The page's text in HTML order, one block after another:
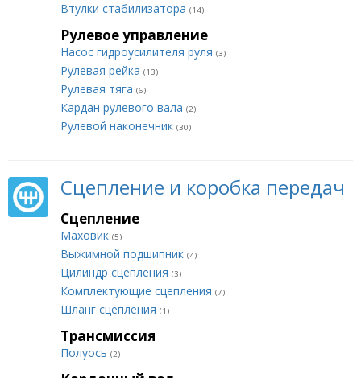
Втулки стабилизатора (14)
Рулевое управление
Насос гидроусилителя руля (3)
Рулевая рейка (13)
Рулевая тяга (6)
Кардан рулевого вала (2)
Рулевой наконечник (30)
Сцепление и коробка передач
Сцепление
Маховик (5)
Выжимной подшипник (4)
Цилиндр сцепления (3)
Комплектующие сцепления (7)
Шланг сцепления (1)
Трансмиссия
Полуось (2)